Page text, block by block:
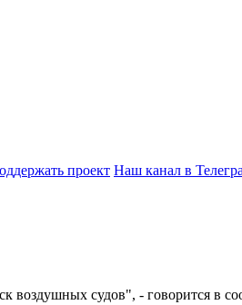
проект Наш канал в
судов", - говорится в